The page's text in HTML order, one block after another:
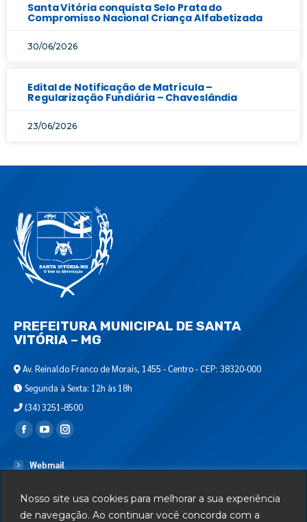
Nosso site usa cookies para melhorar a sua experiência
de navegação. Ao continuar você concorda com a
Santa Vitória conquista Selo Prata do
Compromisso Nacional Criança Alfabetizada
30/06/2026
Edital de Notificação de Matrícula –
Regularização Fundiária – Chaveslândia
23/06/2026
PREFEITURA MUNICIPAL DE SANTA
VITÓRIA – MG
Av. Reinaldo Franco de Morais, 1455 - Centro - CEP: 38320-000
Segunda à Sexta: 12h às 18h
(34) 3251-8500
Encontre-nos em:
Webmail
Serviços